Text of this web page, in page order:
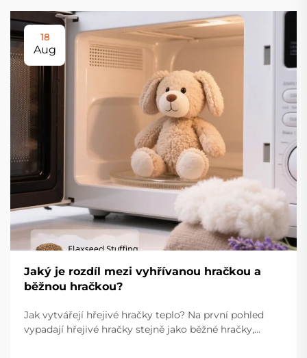
18
Aug
Jaký je rozdíl mezi vyhřívanou hračkou a
běžnou hračkou?
Jak vytvářejí hřejivé hračky teplo? Na první pohled
vypadají hřejivé hračky stejně jako běžné hračky,